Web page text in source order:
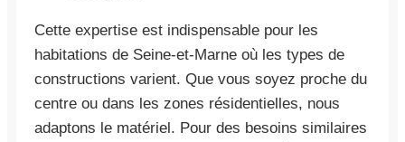
Cette expertise est indispensable pour les
habitations de Seine-et-Marne où les types de
constructions varient. Que vous soyez proche du
centre ou dans les zones résidentielles, nous
adaptons le matériel. Pour des besoins similaires